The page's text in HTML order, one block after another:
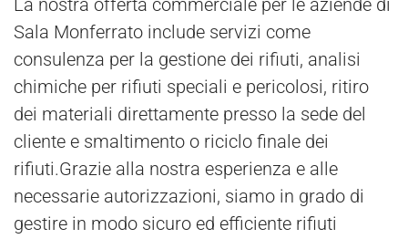
La nostra offerta commerciale per le aziende di
Sala Monferrato include servizi come
consulenza per la gestione dei rifiuti, analisi
chimiche per rifiuti speciali e pericolosi, ritiro
dei materiali direttamente presso la sede del
cliente e smaltimento o riciclo finale dei
rifiuti.Grazie alla nostra esperienza e alle
necessarie autorizzazioni, siamo in grado di
gestire in modo sicuro ed efficiente rifiuti